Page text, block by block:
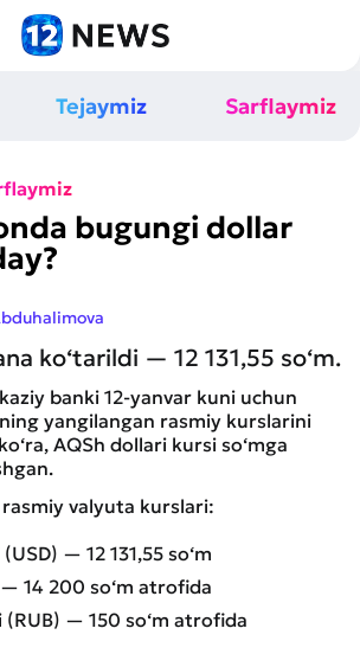
Tejaymiz Sarflaymiz
bugungi dollar
ko‘tarildi — 12 131,55 so‘m.
banki 12-yanvar kuni uchun
yangilangan rasmiy kurslarini
AQSh dollari kursi so‘mga
valyuta kurslari:
— 12 131,55 so‘m
14 200 so‘m atrofida
(RUB) — 150 so‘m atrofida